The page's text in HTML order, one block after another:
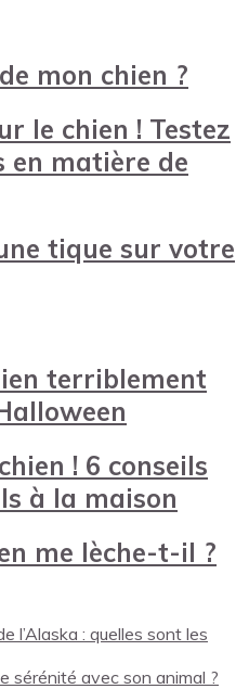
mon chien ?
le chien ! Testez
en matière de
tique sur votre
terriblement
! 6 conseils
à la maison
me lèche-t-il ?
l’Alaska : quelles sont les
sérénité avec son animal ?